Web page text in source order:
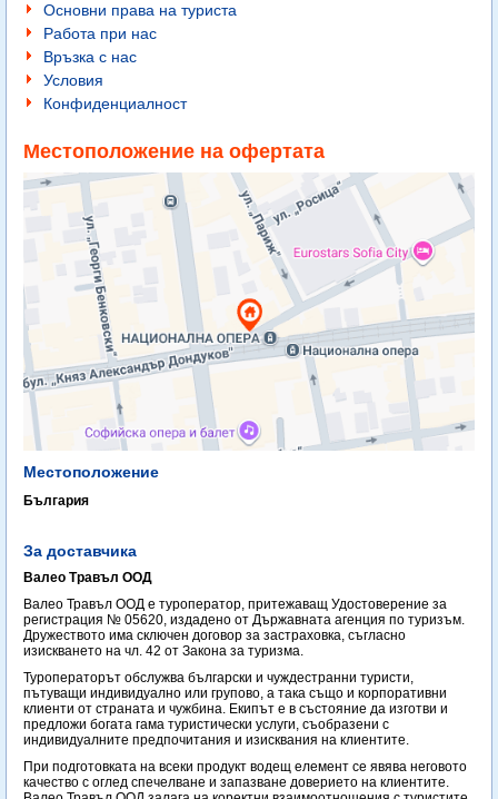
Основни права на туриста
Работа при нас
Връзка с нас
Условия
Конфиденциалност
Местоположение на офертата
Местоположение
България
За доставчика
Валео Травъл ООД
Валео Травъл ООД е туроператор, притежаващ Удостоверение за
регистрация № 05620, издадено от Държавната агенция по туризъм.
Дружеството има сключен договор за застраховка, съгласно
изискването на чл. 42 от Закона за туризма.
Туроператорът обслужва български и чуждестранни туристи,
пътуващи индивидуално или групово, а така също и корпоративни
клиенти от страната и чужбина. Екипът е в състояние да изготви и
предложи богата гама туристически услуги, съобразени с
индивидуалните предпочитания и изисквания на клиентите.
При подготовката на всеки продукт водещ елемент се явява неговото
качество с оглед спечелване и запазване доверието на клиентите.